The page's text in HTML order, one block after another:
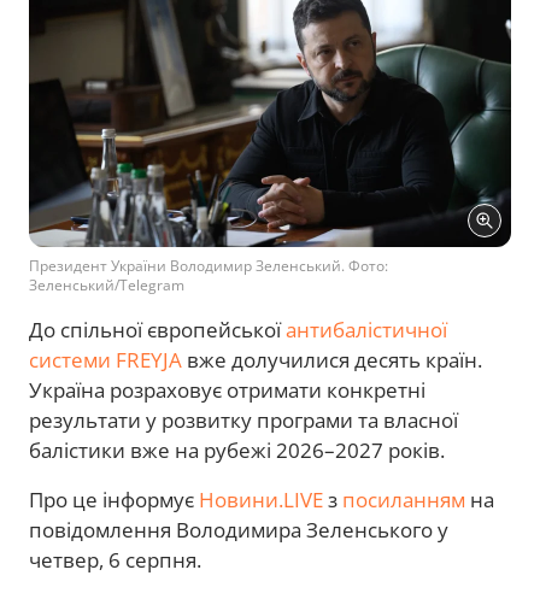
Президент України Володимир Зеленський. Фото:
Зеленський/Telegram
До спільної європейськоїантибалістичної
системи FREYJA вже долучилися десять країн.
Україна розраховує отримати конкретні
результати у розвитку програми та власної
балістики вже на рубежі 2026–2027 років.
Про це інформує Новини.LIVEз посиланням на
повідомлення Володимира Зеленського у
четвер, 6 серпня.